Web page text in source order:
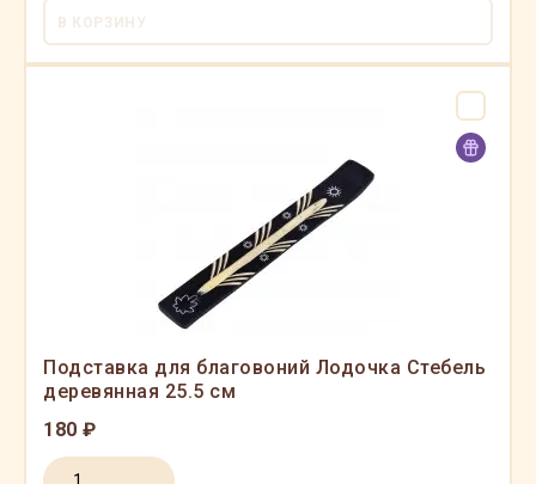
В КОРЗИНУ
Подставка для благовоний Лодочка Стебель
деревянная 25.5 см
180 ₽